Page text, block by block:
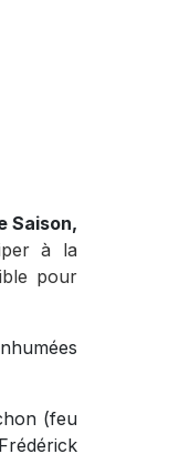
Saison,
à la
pour
(feu